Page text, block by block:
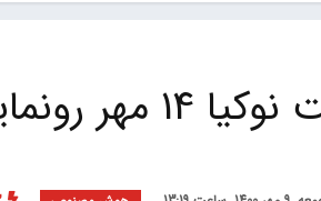
می‌شود